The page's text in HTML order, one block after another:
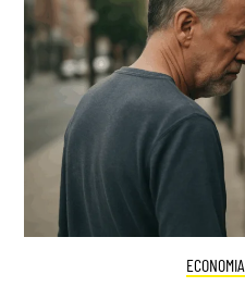
ECONOMIA